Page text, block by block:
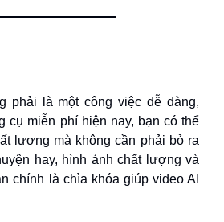
phải là một công việc dễ dàng,
cụ miễn phí hiện nay, bạn có thể
lượng mà không cần phải bỏ ra
hay, hình ảnh chất lượng và
chính là chìa khóa giúp video AI